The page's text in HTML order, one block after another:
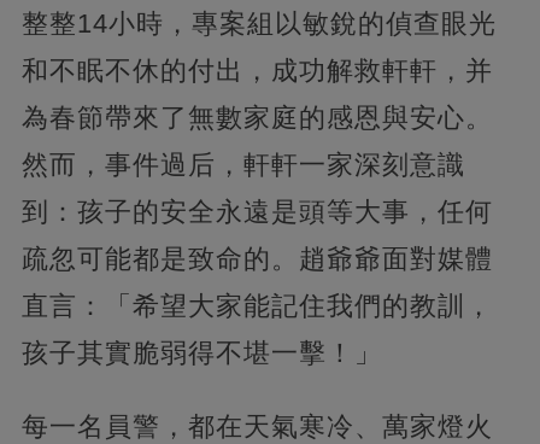
整整14小時，專案組以敏銳的偵查眼光
和不眠不休的付出，成功解救軒軒，并
為春節帶來了無數家庭的感恩與安心。
然而，事件過后，軒軒一家深刻意識
到：孩子的安全永遠是頭等大事，任何
疏忽可能都是致命的。趙爺爺面對媒體
直言：「希望大家能記住我們的教訓，
孩子其實脆弱得不堪一擊！」
每一名員警，都在天氣寒冷、萬家燈火